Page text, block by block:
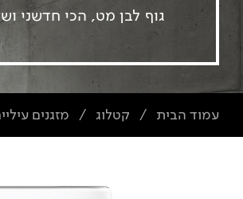
גוף לבן מט, הכי חדשני
עמוד הבית / קטלוג / מזגנים